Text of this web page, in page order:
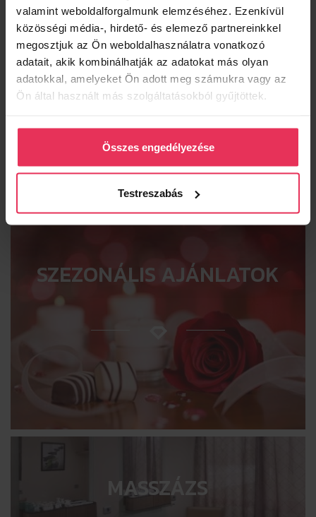
valamint weboldalforgalmunk elemzéséhez. Ezenkívül
közösségi média-, hirdető- és elemező partnereinkkel
megosztjuk az Ön weboldalhasználatra vonatkozó
adatait, akik kombinálhatják az adatokat más olyan
adatokkal, amelyeket Ön adott meg számukra vagy az
Ön által használt más szolgáltatásokból gyűjtöttek.
Összes engedélyezése
Testreszabás
Szíves megértésüket köszönjük!
Foglaljon szállást a
LEGJOBB ÁRON!
ÁRAK & FOGLALÁS
AJÁNLATKÉRÉS
SZEZONÁLIS AJÁNLATOK
MASSZÁZS